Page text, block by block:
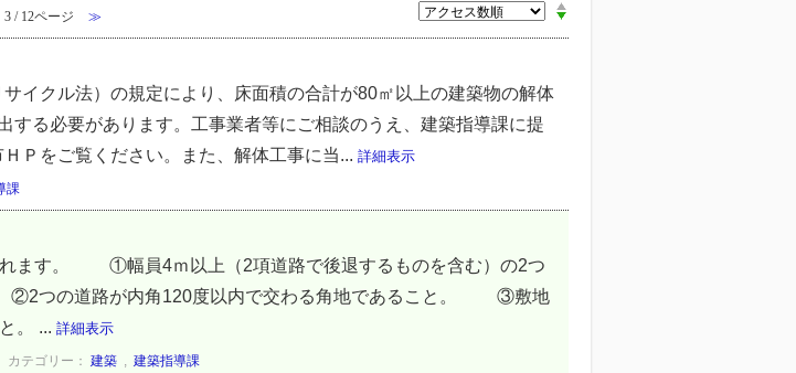
3 / 12ページ ≫
イクル法）の規定により、床面積の合計が80㎡以上の建築物の解体
する必要があります。工事業者等にご相談のうえ、建築指導課に提
Ｐをご覧ください。また、解体工事に当... 詳細表示
課
れます。 ①幅員4ｍ以上（2項道路で後退するものを含む）の2つ
②2つの道路が内角120度以内で交わる角地であること。 ③敷地
。 ... 詳細表示
カテゴリー： 建築 , 建築指導課